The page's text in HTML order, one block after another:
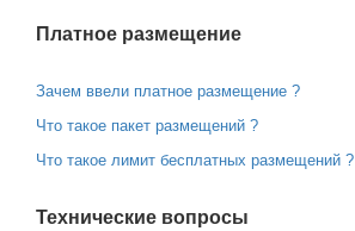
Платное размещение
Зачем ввели платное размещение ?
Что такое пакет размещений ?
Что такое лимит бесплатных размещений ?
Технические вопросы